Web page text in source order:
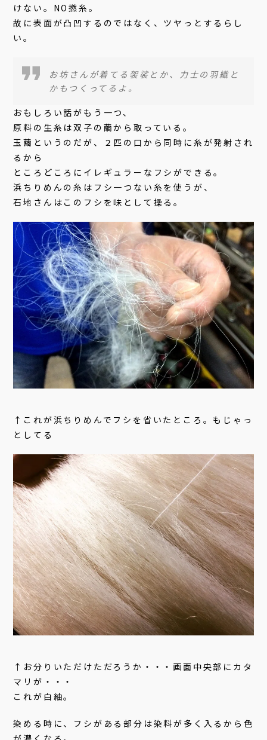
けない。NO撚糸。
故に表面が凸凹するのではなく、ツヤっとするらし
い。
お坊さんが着てる袈裟とか、力士の羽織と
かもつくってるよ。
おもしろい話がもう一つ、
原料の生糸は双子の繭から取っている。
玉繭というのだが、２匹の口から同時に糸が発射され
るから
ところどころにイレギュラーなフシができる。
浜ちりめんの糸はフシ一つない糸を使うが、
石地さんはこのフシを味として操る。
↑これが浜ちりめんでフシを省いたところ。もじゃっ
としてる
↑お分りいただけただろうか・・・画面中央部にカタ
マリが・・・
これが白紬。
染める時に、フシがある部分は染料が多く入るから色